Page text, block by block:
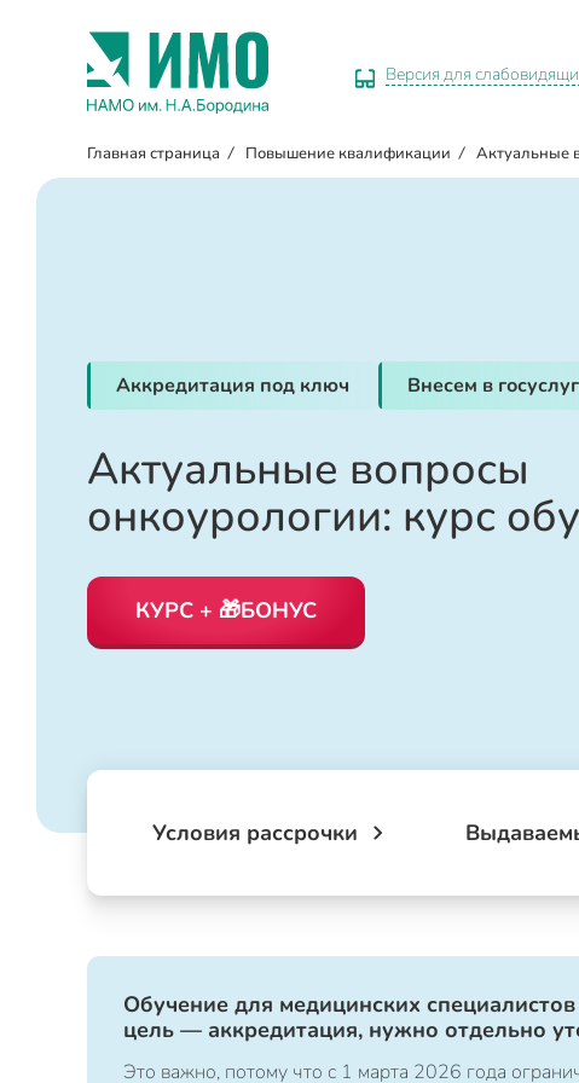
Версия для
Главная страница / Повышение квалификации / Актуальные
Аккредитация под ключ Внесем в
Актуальные вопросы
онкоурологии: курс
КУРС + 🎁БОНУС
Условия рассрочки
Обучение для медицинских
цель — аккредитация, нужно отдельно
Это важно, потому что с 1 марта 2026 года